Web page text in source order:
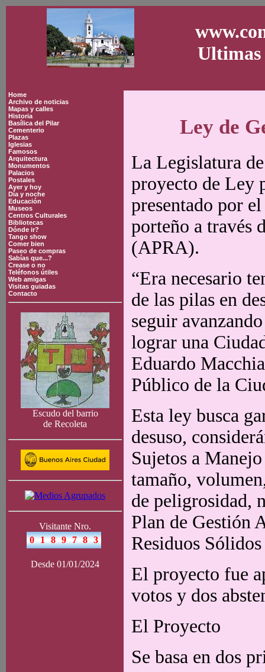
Ultimas
Home
Archivo de noticias
Mapas y calles
Historia
Basílica del Pilar
Cementerio
Plazas
Iglesias
Famosos
Arquitectura
Monumentos
Palacios
Postales
Ayer y hoy
Día y noche
Educación
Museos
Centros Culturales
Bibliotecas
Dónde ir?
Tango show
Comer bien
Paseo de compras
Sabías que...?
Crease o no
Teléfonos útiles
Web amigas
Visitas guiadas
Contacto
Escudo del barrio
de Recoleta
Visitante Nro.
Desde 01/01/2024
Ley de
La Legislatura
proyecto de Ley
presentado por
porteño a través
(APRA).
“Era necesario
de las pilas en
seguir
lograr una
Eduardo
Público de la
Esta ley busca
desuso,
Sujetos a
tamaño,
de peligrosidad,
Plan de Gestión
Residuos
El proyecto fue
votos y dos
El Proyecto
Se basa en dos